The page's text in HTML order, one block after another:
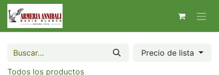
Precio de lista
Todos los productos